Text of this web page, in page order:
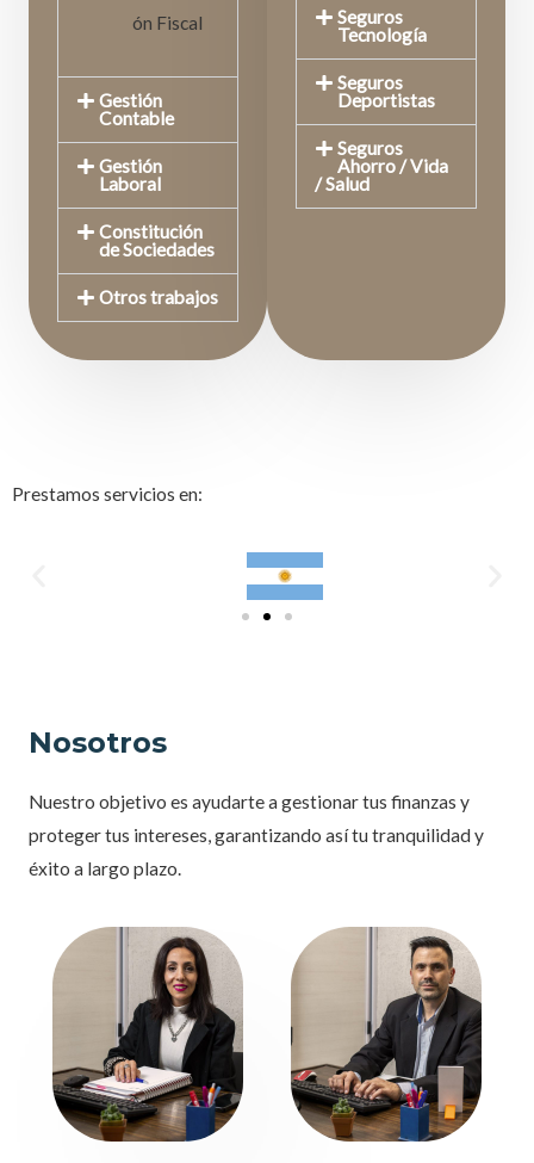
ón Fiscal
Gestión
Contable
Gestión
Laboral
Constitución
de Sociedades
Otros trabajos
Seguros
Tecnología
Seguros
Deportistas
Seguros
Ahorro / Vida
/ Salud
Prestamos servicios en:
Nosotros
Nuestro objetivo es ayudarte a gestionar tus finanzas y
proteger tus intereses, garantizando así tu tranquilidad y
éxito a largo plazo.